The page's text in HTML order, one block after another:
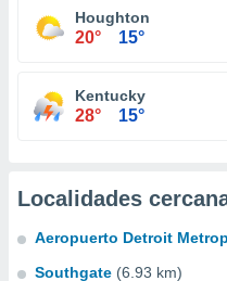
Houghton
20° 15°
Kentucky
28° 15°
Localidades
Aeropuerto Detroit
Southgate (6.93 km)